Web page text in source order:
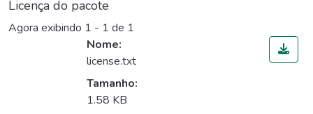
Licença do pacote
Agora exibindo 1 - 1 de 1
Nome:
license.txt
Tamanho:
1.58 KB